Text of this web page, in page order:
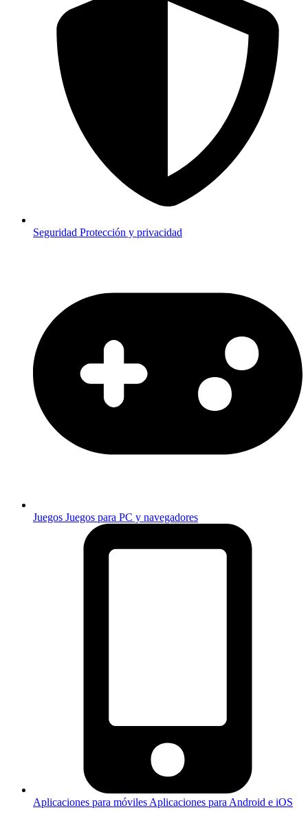
Seguridad Protección y privacidad
Juegos Juegos para PC y navegadores
Aplicaciones para móviles Aplicaciones para Android e iOS